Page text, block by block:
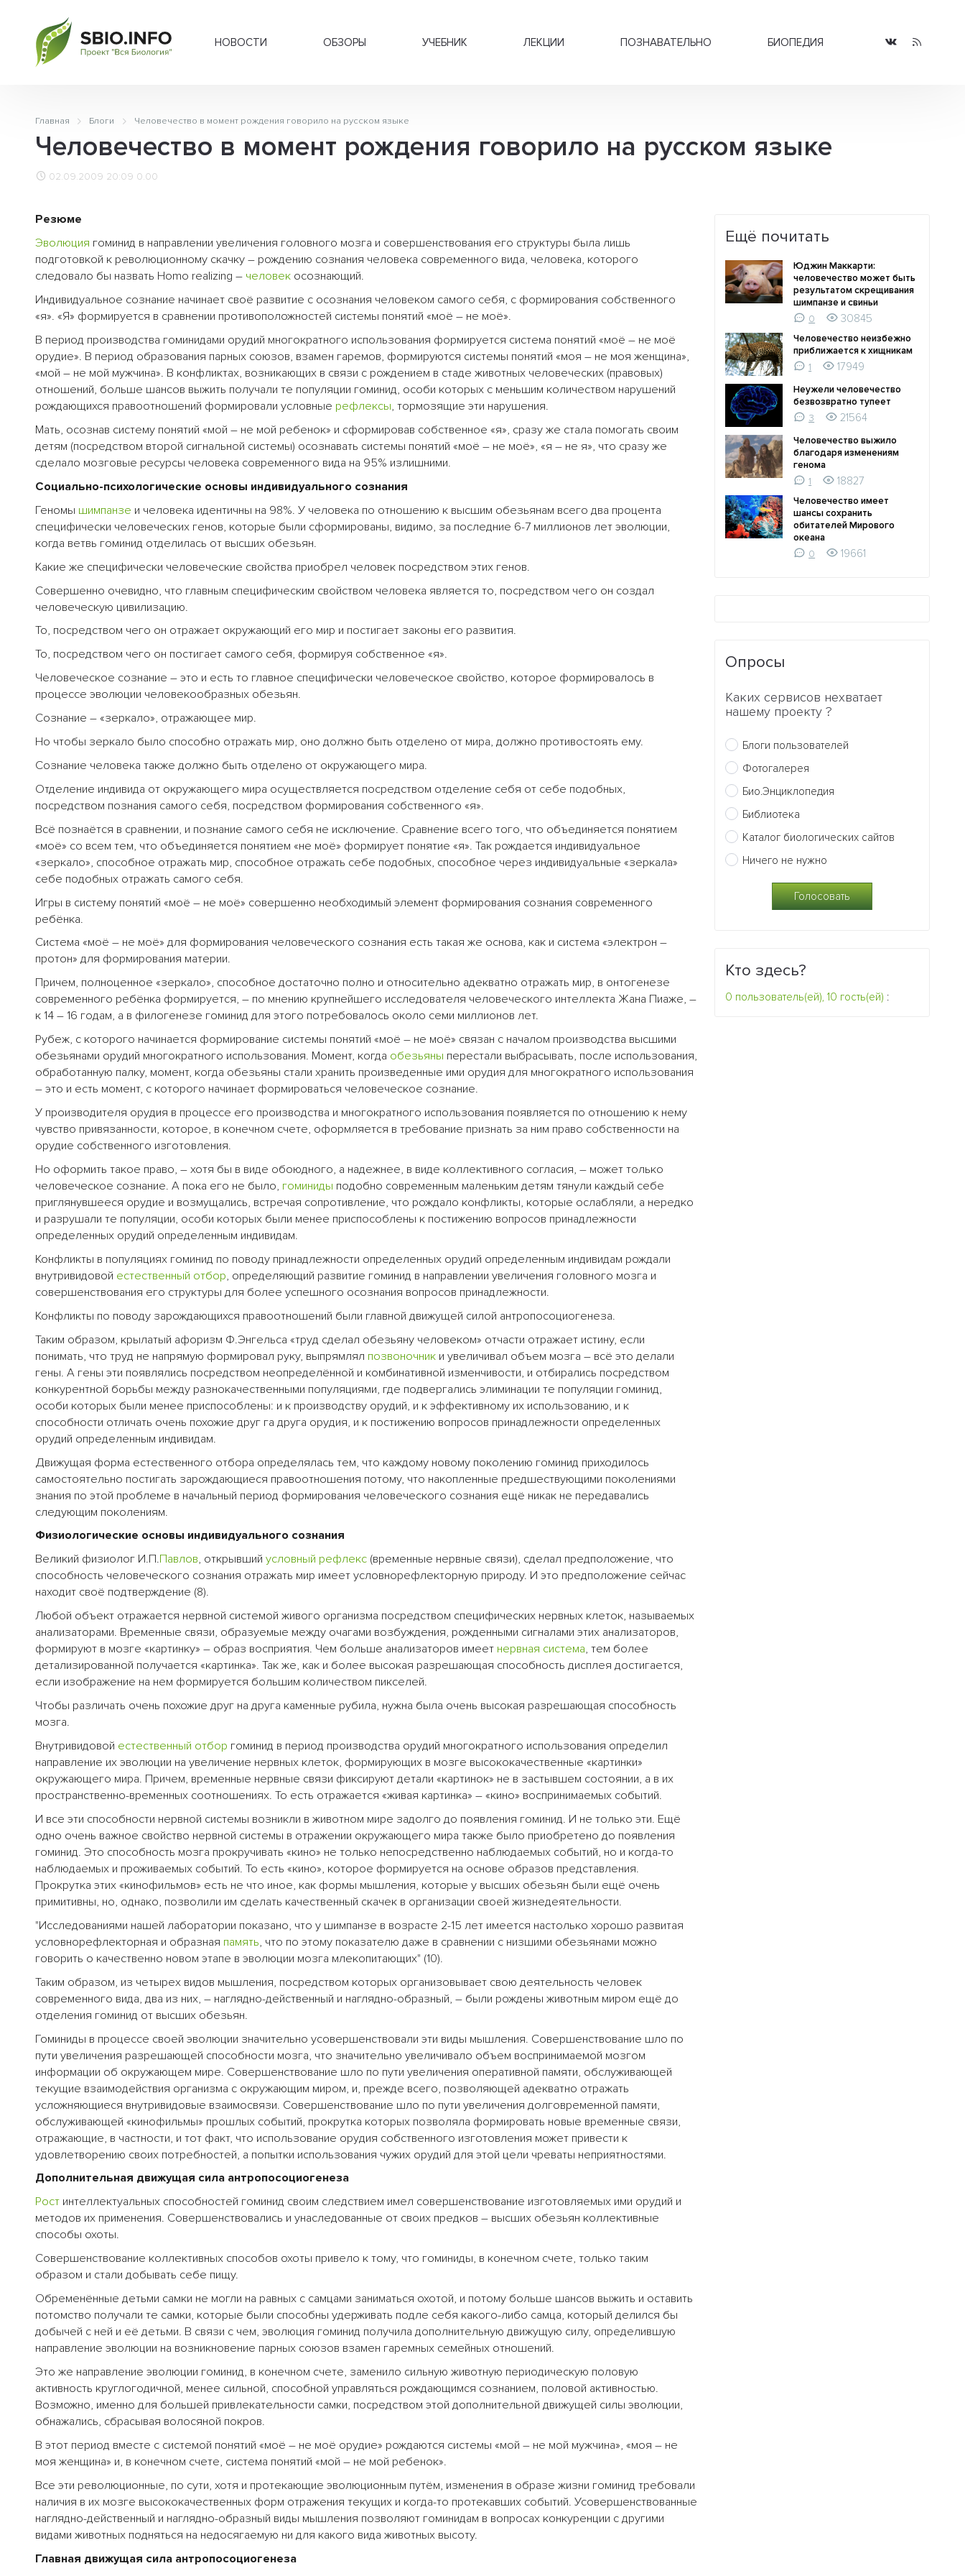
НОВОСТИ ОБЗОРЫ УЧЕБНИК ЛЕКЦИИ ПОЗНАВАТЕЛЬНО БИОПЕДИЯ
Главная Блоги Человечество в момент рождения говорило на русском языке
Человечество в момент рождения говорило на русском языке
02.09.2009 20:09 0.00
Резюме
Эволюция гоминид в направлении увеличения головного мозга и совершенствования его структуры была лишь
подготовкой к революционному скачку – рождению сознания человека современного вида, человека, которого
следовало бы назвать Homo realizing – человек осознающий.
Индивидуальное сознание начинает своё развитие с осознания человеком самого себя, с формирования собственного
«я». «Я» формируется в сравнении противоположностей системы понятий «моё – не моё».
В период производства гоминидами орудий многократного использования формируется система понятий «моё – не моё
орудие». В период образования парных союзов, взамен гаремов, формируются системы понятий «моя – не моя женщина»,
«мой – не мой мужчина». В конфликтах, возникающих в связи с рождением в стаде животных человеческих (правовых)
отношений, больше шансов выжить получали те популяции гоминид, особи которых с меньшим количеством нарушений
рождающихся правоотношений формировали условные рефлексы, тормозящие эти нарушения.
Мать, осознав систему понятий «мой – не мой ребенок» и сформировав собственное «я», сразу же стала помогать своим
детям (посредством второй сигнальной системы) осознавать системы понятий «моё – не моё», «я – не я», что сразу же
сделало мозговые ресурсы человека современного вида на 95% излишними.
Социально-психологические основы индивидуального сознания
Геномы шимпанзе и человека идентичны на 98%. У человека по отношению к высшим обезьянам всего два процента
специфически человеческих генов, которые были сформированы, видимо, за последние 6-7 миллионов лет эволюции,
когда ветвь гоминид отделилась от высших обезьян.
Какие же специфически человеческие свойства приобрел человек посредством этих генов.
Совершенно очевидно, что главным специфическим свойством человека является то, посредством чего он создал
человеческую цивилизацию.
То, посредством чего он отражает окружающий его мир и постигает законы его развития.
То, посредством чего он постигает самого себя, формируя собственное «я».
Человеческое сознание – это и есть то главное специфически человеческое свойство, которое формировалось в
процессе эволюции человекообразных обезьян.
Сознание – «зеркало», отражающее мир.
Но чтобы зеркало было способно отражать мир, оно должно быть отделено от мира, должно противостоять ему.
Сознание человека также должно быть отделено от окружающего мира.
Отделение индивида от окружающего мира осуществляется посредством отделение себя от себе подобных,
посредством познания самого себя, посредством формирования собственного «я».
Всё познаётся в сравнении, и познание самого себя не исключение. Сравнение всего того, что объединяется понятием
«моё» со всем тем, что объединяется понятием «не моё» формирует понятие «я». Так рождается индивидуальное
«зеркало», способное отражать мир, способное отражать себе подобных, способное через индивидуальные «зеркала»
себе подобных отражать самого себя.
Игры в систему понятий «моё – не моё» совершенно необходимый элемент формирования сознания современного
ребёнка.
Система «моё – не моё» для формирования человеческого сознания есть такая же основа, как и система «электрон –
протон» для формирования материи.
Причем, полноценное «зеркало», способное достаточно полно и относительно адекватно отражать мир, в онтогенезе
современного ребёнка формируется, – по мнению крупнейшего исследователя человеческого интеллекта Жана Пиаже, –
к 14 – 16 годам, а в филогенезе гоминид для этого потребовалось около семи миллионов лет.
Рубеж, с которого начинается формирование системы понятий «моё – не моё» связан с началом производства высшими
обезьянами орудий многократного использования. Момент, когда обезьяны перестали выбрасывать, после использования,
обработанную палку, момент, когда обезьяны стали хранить произведенные ими орудия для многократного использования
– это и есть момент, с которого начинает формироваться человеческое сознание.
У производителя орудия в процессе его производства и многократного использования появляется по отношению к нему
чувство привязанности, которое, в конечном счете, оформляется в требование признать за ним право собственности на
орудие собственного изготовления.
Но оформить такое право, – хотя бы в виде обоюдного, а надежнее, в виде коллективного согласия, – может только
человеческое сознание. А пока его не было, гоминиды подобно современным маленьким детям тянули каждый себе
приглянувшееся орудие и возмущались, встречая сопротивление, что рождало конфликты, которые ослабляли, а нередко
и разрушали те популяции, особи которых были менее приспособлены к постижению вопросов принадлежности
определенных орудий определенным индивидам.
Конфликты в популяциях гоминид по поводу принадлежности определенных орудий определенным индивидам рождали
внутривидовой естественный отбор, определяющий развитие гоминид в направлении увеличения головного мозга и
совершенствования его структуры для более успешного осознания вопросов принадлежности.
Конфликты по поводу зарождающихся правоотношений были главной движущей силой антропосоциогенеза.
Таким образом, крылатый афоризм Ф.Энгельса «труд сделал обезьяну человеком» отчасти отражает истину, если
понимать, что труд не напрямую формировал руку, выпрямлял позвоночник и увеличивал объем мозга – всё это делали
гены. А гены эти появлялись посредством неопределённой и комбинативной изменчивости, и отбирались посредством
конкурентной борьбы между разнокачественными популяциями, где подвергались элиминации те популяции гоминид,
особи которых были менее приспособлены: и к производству орудий, и к эффективному их использованию, и к
способности отличать очень похожие друг га друга орудия, и к постижению вопросов принадлежности определенных
орудий определенным индивидам.
Движущая форма естественного отбора определялась тем, что каждому новому поколению гоминид приходилось
самостоятельно постигать зарождающиеся правоотношения потому, что накопленные предшествующими поколениями
знания по этой проблеме в начальный период формирования человеческого сознания ещё никак не передавались
следующим поколениям.
Физиологические основы индивидуального сознания
Великий физиолог И.П.Павлов, открывший условный рефлекс (временные нервные связи), сделал предположение, что
способность человеческого сознания отражать мир имеет условнорефлекторную природу. И это предположение сейчас
находит своё подтверждение (8).
Любой объект отражается нервной системой живого организма посредством специфических нервных клеток, называемых
анализаторами. Временные связи, образуемые между очагами возбуждения, рожденными сигналами этих анализаторов,
формируют в мозге «картинку» – образ восприятия. Чем больше анализаторов имеет нервная система, тем более
детализированной получается «картинка». Так же, как и более высокая разрешающая способность дисплея достигается,
если изображение на нем формируется большим количеством пикселей.
Чтобы различать очень похожие друг на друга каменные рубила, нужна была очень высокая разрешающая способность
мозга.
Внутривидовой естественный отбор гоминид в период производства орудий многократного использования определил
направление их эволюции на увеличение нервных клеток, формирующих в мозге высококачественные «картинки»
окружающего мира. Причем, временные нервные связи фиксируют детали «картинок» не в застывшем состоянии, а в их
пространственно-временных соотношениях. То есть отражается «живая картинка» – «кино» воспринимаемых событий.
И все эти способности нервной системы возникли в животном мире задолго до появления гоминид. И не только эти. Ещё
одно очень важное свойство нервной системы в отражении окружающего мира также было приобретено до появления
гоминид. Это способность мозга прокручивать «кино» не только непосредственно наблюдаемых событий, но и когда-то
наблюдаемых и проживаемых событий. То есть «кино», которое формируется на основе образов представления.
Прокрутка этих «кинофильмов» есть не что иное, как формы мышления, которые у высших обезьян были ещё очень
примитивны, но, однако, позволили им сделать качественный скачек в организации своей жизнедеятельности.
"Исследованиями нашей лаборатории показано, что у шимпанзе в возрасте 2-15 лет имеется настолько хорошо развитая
условнорефлекторная и образная память, что по этому показателю даже в сравнении с низшими обезьянами можно
говорить о качественно новом этапе в эволюции мозга млекопитающих" (10).
Таким образом, из четырех видов мышления, посредством которых организовывает свою деятельность человек
современного вида, два из них, – наглядно-действенный и наглядно-образный, – были рождены животным миром ещё до
отделения гоминид от высших обезьян.
Гоминиды в процессе своей эволюции значительно усовершенствовали эти виды мышления. Совершенствование шло по
пути увеличения разрешающей способности мозга, что значительно увеличивало объем воспринимаемой мозгом
информации об окружающем мире. Совершенствование шло по пути увеличения оперативной памяти, обслуживающей
текущие взаимодействия организма с окружающим миром, и, прежде всего, позволяющей адекватно отражать
усложняющиеся внутривидовые взаимосвязи. Совершенствование шло по пути увеличения долговременной памяти,
обслуживающей «кинофильмы» прошлых событий, прокрутка которых позволяла формировать новые временные связи,
отражающие, в частности, и тот факт, что использование орудия собственного изготовления может привести к
удовлетворению своих потребностей, а попытки использования чужих орудий для этой цели чреваты неприятностями.
Дополнительная движущая сила антропосоциогенеза
Рост интеллектуальных способностей гоминид своим следствием имел совершенствование изготовляемых ими орудий и
методов их применения. Совершенствовались и унаследованные от своих предков – высших обезьян коллективные
способы охоты.
Совершенствование коллективных способов охоты привело к тому, что гоминиды, в конечном счете, только таким
образом и стали добывать себе пищу.
Обременённые детьми самки не могли на равных с самцами заниматься охотой, и потому больше шансов выжить и оставить
потомство получали те самки, которые были способны удерживать подле себя какого-либо самца, который делился бы
добычей с ней и её детьми. В связи с чем, эволюция гоминид получила дополнительную движущую силу, определившую
направление эволюции на возникновение парных союзов взамен гаремных семейных отношений.
Это же направление эволюции гоминид, в конечном счете, заменило сильную животную периодическую половую
активность круглогодичной, менее сильной, способной управляться рождающимся сознанием, половой активностью.
Возможно, именно для большей привлекательности самки, посредством этой дополнительной движущей силы эволюции,
обнажались, сбрасывая волосяной покров.
В этот период вместе с системой понятий «моё – не моё орудие» рождаются системы «мой – не мой мужчина», «моя – не
моя женщина» и, в конечном счете, система понятий «мой – не мой ребенок».
Все эти революционные, по сути, хотя и протекающие эволюционным путём, изменения в образе жизни гоминид требовали
наличия в их мозге высококачественных форм отражения текущих и когда-то протекавших событий. Усовершенствованные
наглядно-действенный и наглядно-образный виды мышления позволяют гоминидам в вопросах конкуренции с другими
видами животных подняться на недосягаемую ни для какого вида животных высоту.
Главная движущая сила антропосоциогенеза
Ещё почитать
Юджин Маккарти:
человечество может быть
результатом скрещивания
шимпанзе и свиньи
0
30845
Человечество неизбежно
приближается к хищникам
1
17949
Неужели человечество
безвозвратно тупеет
3
21564
Человечество выжило
благодаря изменениям
генома
1
18827
Человечество имеет
шансы сохранить
обитателей Мирового
океана
0
19661
Опросы
Каких сервисов нехватает
нашему проекту ?
Блоги пользователей
Фотогалерея
Био.Энциклопедия
Библиотека
Каталог биологических сайтов
Ничего не нужно
Кто здесь?
0 пользователь(ей), 10 гость(ей) :